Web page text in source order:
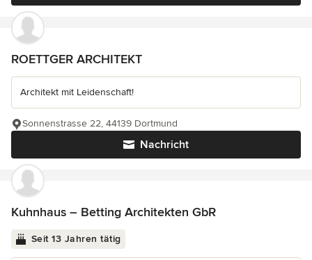
ROETTGER ARCHITEKT
Architekt mit Leidenschaft!
Nachricht
Sonnenstrasse 22, 44139 Dortmund
Kuhnhaus – Betting Architekten GbR
Seit 13 Jahren tätig